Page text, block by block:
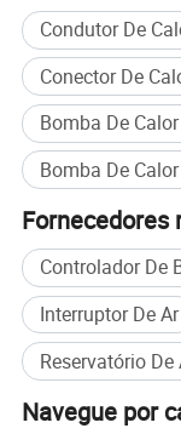
Condutor De
Conector De
Bomba De
Fornecedores
Controlador De
Interruptor De Ar
Reservatório De
Navegue por